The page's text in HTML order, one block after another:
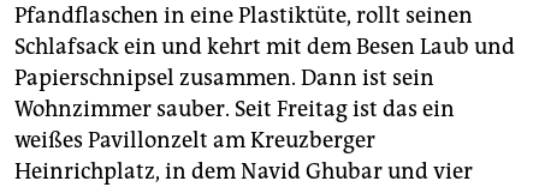
unterstützen
abo
genossenschaft
epaper login
Pfandflaschen in eine Plastiktüte, rollt seinen
Schlafsack ein und kehrt mit dem Besen Laub und
Papierschnipsel zusammen. Dann ist sein
Wohnzimmer sauber. Seit Freitag ist das ein
weißes Pavillonzelt am Kreuzberger
Heinrichplatz, in dem Navid Ghubar und vier